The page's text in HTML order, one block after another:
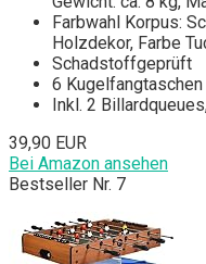
Farbwahl Korpus:
Holzdekor, Farbe
Schadstoffgeprüft
6 Kugelfangtaschen
Inkl. 2
39,90 EUR
Bei Amazon ansehen
Bestseller Nr. 7